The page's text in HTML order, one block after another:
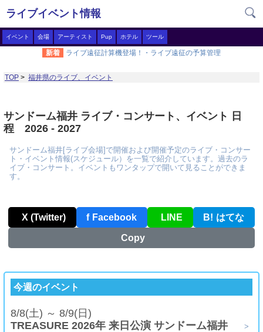
ライブイベント情報
イベント 会場 アーティスト Pup ホテル ツール
新着 ライブ遠征計算機登場！・ライブ遠征の予算管理
TOP > 福井県のライブ、イベント
サンドーム福井 ライブ・コンサート、イベント 日
程 2026 - 2027
サンドーム福井[ライブ会場]で開催および開催予定のライブ・コンサー
ト・イベント情報(スケジュール）を一覧で紹介しています。過去のラ
イブ・コンサート。イベントもワンタップで開いて見ることができま
す。
X (Twitter) f Facebook LINE B! はてな
Copy
今週のイベント
8/8(土) ～ 8/9(日)
TREASURE 2026年 来日公演 サンドーム福井
>